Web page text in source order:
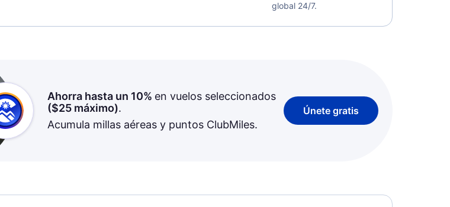
global 24/7.
Ahorra hasta un 10% en vuelos seleccionados
($25máximo).
Acumula millas aéreas y puntos ClubMiles.
Únete gratis